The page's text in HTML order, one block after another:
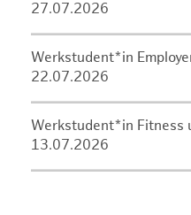
27.07.2026
Werkstudent*in
22.07.2026
Werkstudent*in Fitness
13.07.2026